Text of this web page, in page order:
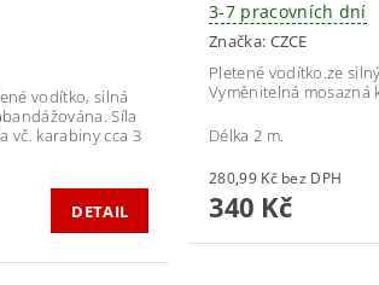
vodítko, silná
Síla
vč. karabiny cca 3
DETAIL
3-7 pracovních dní
Značka: CZCE
Pletené vodítko.ze
Vyměnitelná mosazná
Délka 2 m.
280,99 Kč bez DPH
340 Kč